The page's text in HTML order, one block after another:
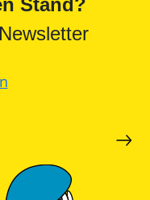
Stand?